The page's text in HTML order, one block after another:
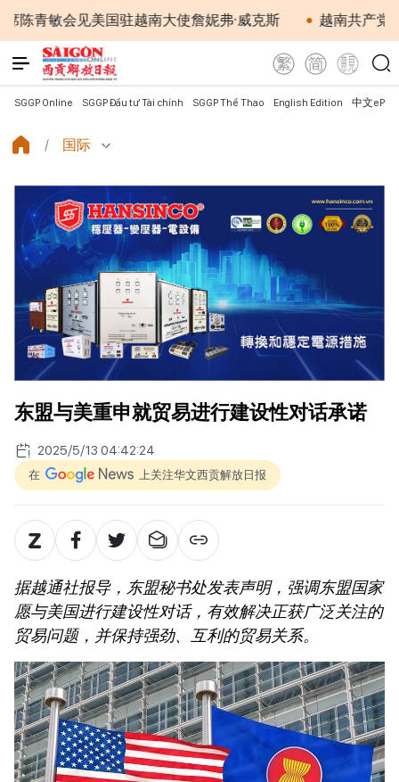
会见美国驻越南大使詹妮弗·威克斯 越南共产党中央总
SGGP Online SGGP Đầu tư Tài chính SGGP Thể Thao English Edition 中文
国际
东盟与美重申就贸易进行建设性对话承诺
2025/5/13 04:42:24
在 上关注华文西贡解放日报
据越通社报导，东盟秘书处发表声明，强调东盟国家
愿与美国进行建设性对话，有效解决正获广泛关注的
贸易问题，并保持强劲、互利的贸易关系。